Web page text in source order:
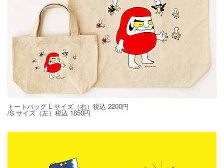
トートバッグ L サイズ（右）税込 2200円
/S サイズ（左）税込 1650円